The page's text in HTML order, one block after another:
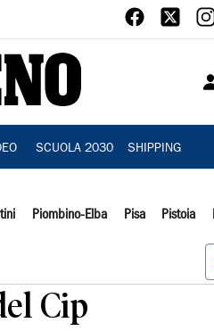
SCUOLA 2030 SHIPPING
Piombino-Elba Pisa Pistoia
Cip